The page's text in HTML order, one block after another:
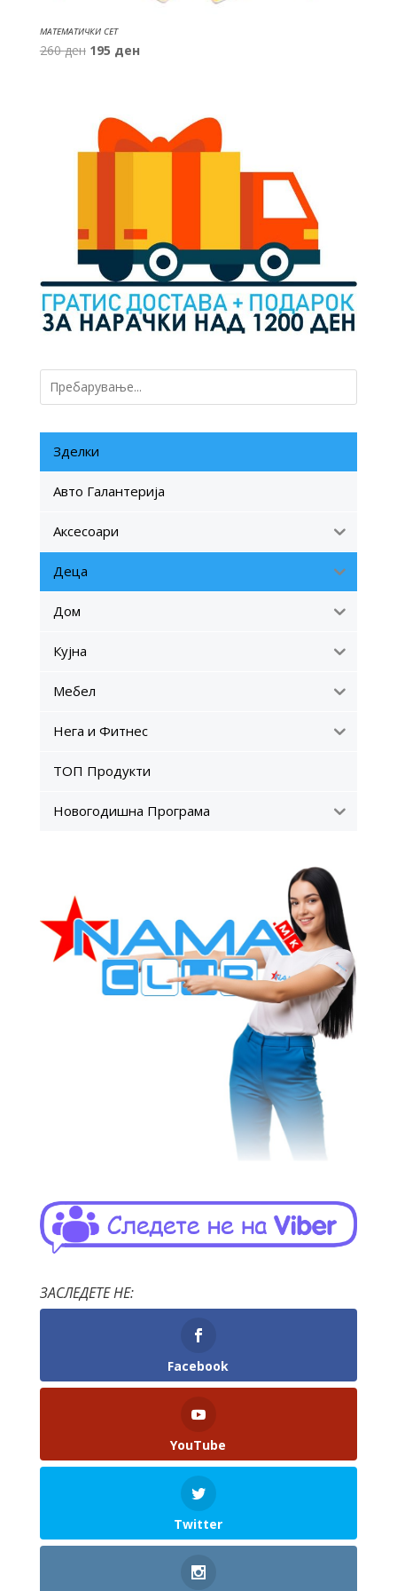
МАТЕМАТИЧКИ СЕТ
260ден Original
195 денCurrent
Зделки
Авто Галантерија
Аксесоари
Деца
Дом
Кујна
Мебел
Нега и Фитнес
ТОП Продукти
Новогодишна Програма
ЗАСЛЕДЕТЕ НЕ:
Facebook
YouTube
Twitter